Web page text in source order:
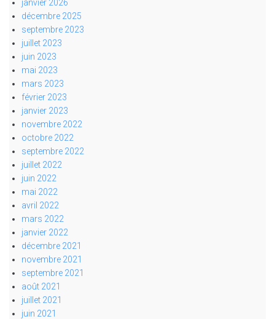
janvier 2026
décembre 2025
septembre 2023
juillet 2023
juin 2023
mai 2023
mars 2023
février 2023
janvier 2023
novembre 2022
octobre 2022
septembre 2022
juillet 2022
juin 2022
mai 2022
avril 2022
mars 2022
janvier 2022
décembre 2021
novembre 2021
septembre 2021
août 2021
juillet 2021
juin 2021